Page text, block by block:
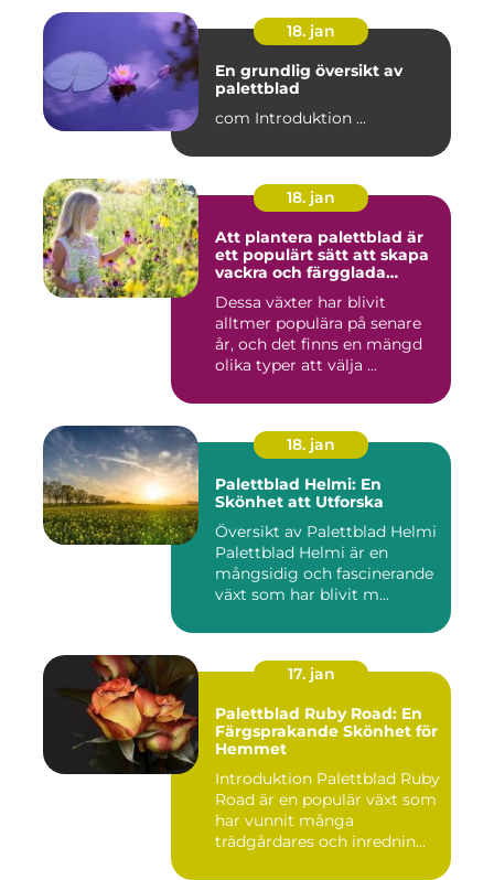
18. jan
En grundlig översikt av
palettblad
com Introduktion ...
18. jan
Att plantera palettblad är
ett populärt sätt att skapa
vackra och färgglada
inomhusmiljöer
Dessa växter har blivit
alltmer populära på senare
år, och det finns en mängd
olika typer att välja ...
18. jan
Palettblad Helmi: En
Skönhet att Utforska
Översikt av Palettblad Helmi
Palettblad Helmi är en
mångsidig och fascinerande
växt som har blivit m...
17. jan
Palettblad Ruby Road: En
Färgsprakande Skönhet för
Hemmet
Introduktion Palettblad Ruby
Road är en populär växt som
har vunnit många
trädgårdares och inrednin...